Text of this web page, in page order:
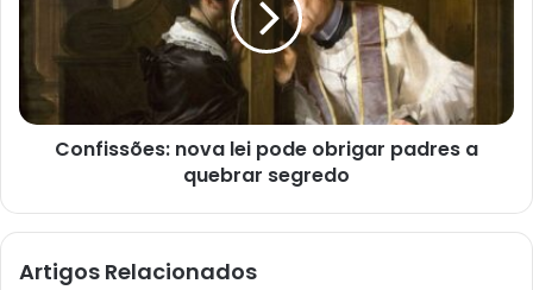
quebrar
segredo
Confissões: nova lei pode obrigar padres a
quebrar segredo
Artigos Relacionados